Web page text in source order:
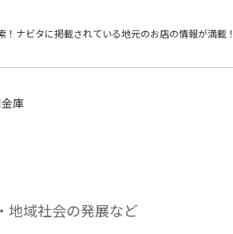
！ ナビタに掲載されている地元のお店の情報が満載！
庫
地域社会の発展など